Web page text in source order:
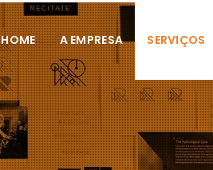
HOME A EMPRESA SERVIÇOS